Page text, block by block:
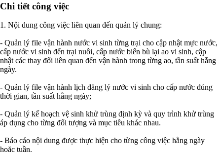
Chi tiết công việc
1. Nội dung công việc liên quan đến quản lý chung:
- Quản lý file vận hành nước vi sinh từng trại cho cập nhật mực nước,
cấp nước vi sinh đến trại nuôi, cấp nước biển bù lại ao vi sinh, cập
nhật các thay đổi liên quan đến vận hành trong từng ao, tần suất hằng
ngày.
- Quản lý file vận hành lịch đăng lý nước vi sinh cho cấp nước đúng
thời gian, tần suất hằng ngày;
- Quản lý kế hoạch vệ sinh khử trùng định kỳ và quy trình khử trùng
áp dụng cho từng đối tượng và mục tiêu khác nhau.
- Báo cáo nội dung được thực hiện cho từng công việc hằng ngày
hoặc tuần.